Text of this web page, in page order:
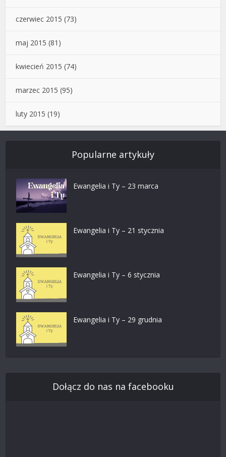
czerwiec 2015 (73)
maj 2015 (81)
kwiecień 2015 (74)
marzec 2015 (95)
luty 2015 (19)
Popularne artykuły
Ewangelia i Ty – 23 marca
Ewangelia i Ty – 21 stycznia
Ewangelia i Ty – 6 stycznia
Ewangelia i Ty – 29 grudnia
Dołącz do nas na facebooku